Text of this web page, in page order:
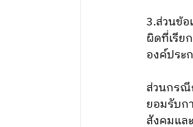
3.ส่วนข้
ผิดที่เรีย
องค์ประ
ส่วนกรณี
ยอมรับก
สังคมแล